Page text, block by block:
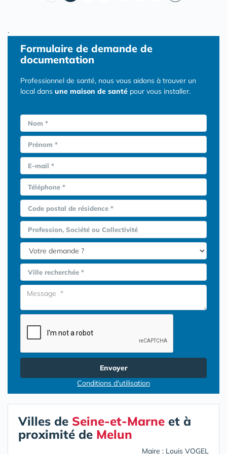
.
Formulaire de demande de
documentation
Professionnel de santé, nous vous aidons à trouver un
local dans une maison de santé pour vous installer.
Nom *
Prénom *
E-mail *
Téléphone *
Code postal de résidence *
Profession, Société ou Collectivité
Ville recherchée *
Envoyer
Conditions d'utilisation
Villes de Seine-et-Marne et à
proximité de Melun
Maire : Louis VOGEL